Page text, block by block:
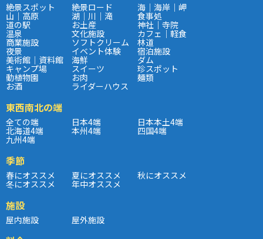
絶景スポット 絶景ロード 海｜海岸｜岬
山｜高原 湖｜川｜滝 食事処
道の駅 お土産 神社｜寺院
温泉 文化施設 カフェ｜軽食
商業施設 ソフトクリーム 林道
夜景 イベント体験 宿泊施設
美術館｜資料館 海鮮 ダム
キャンプ場 スイーツ 珍スポット
動植物園 お肉 麺類
お酒 ライダーハウス
東西南北の端
全ての端 日本4端 日本本土4端
北海道4端 本州4端 四国4端
九州4端
季節
春にオススメ 夏にオススメ 秋にオススメ
冬にオススメ 年中オススメ
施設
屋内施設 屋外施設